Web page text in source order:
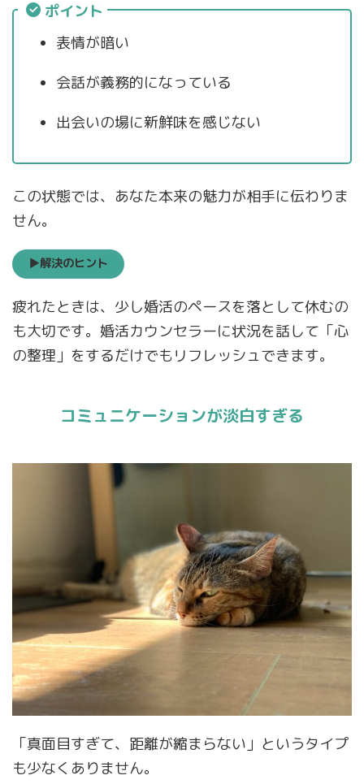
ポイント
表情が暗い
会話が義務的になっている
出会いの場に新鮮味を感じない
この状態では、あなた本来の魅力が相手に伝わりま
せん。
▶解決のヒント
疲れたときは、少し婚活のペースを落として休むの
も大切です。婚活カウンセラーに状況を話して「心
の整理」をするだけでもリフレッシュできます。
コミュニケーションが淡白すぎる
「真面目すぎて、距離が縮まらない」というタイプ
も少なくありません。